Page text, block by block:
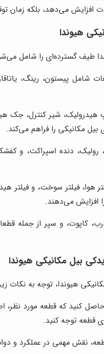
افزایش می‌دهد، بلکه زمان
هیوندا
طیف گسترده‌ای را شامل
شامل پیستون، رینگ،
هیدرولیک، شیر کنترل، جک
بیل مکانیکی را فراهم می‌کند.
رولیک، دنده اسپراکت، و
هوا، فیلتر سوخت، و
افزایش می‌دهند.
کاپوت، و سپر از جمله
بیل مکانیکی هیوندا
هیوندا، توجه به نکات
کنید که قطعه مورد نظر،
قطعه توجه کنید.
نقش مهمی در عملکرد و